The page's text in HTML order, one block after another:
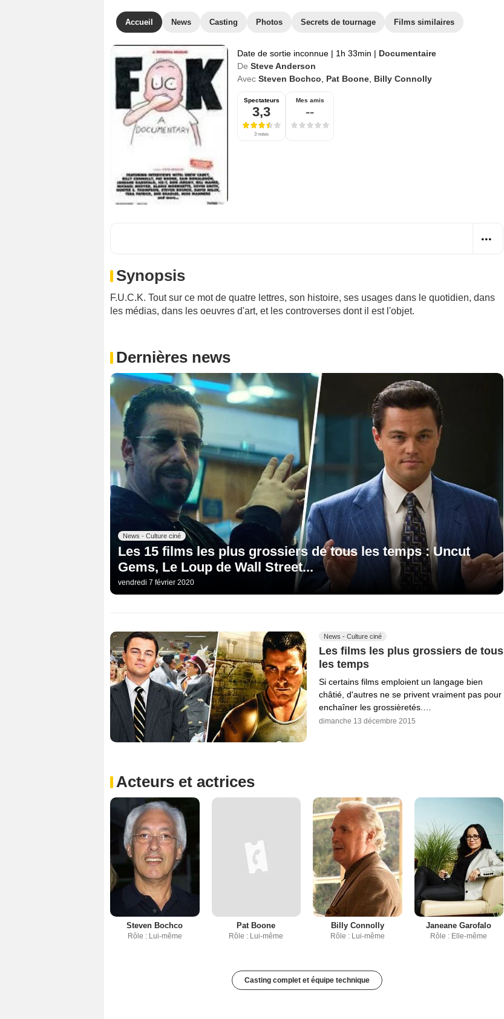
Accueil News Casting Photos Secrets de tournage Films similaires
Date de sortie inconnue | 1h 33min | Documentaire
De Steve Anderson
Avec Steven Bochco Pat Boone Billy Connolly
Spectateurs
3,3
3 notes
Mes amis
--
Synopsis
F.U.C.K. Tout sur ce mot de quatre lettres, son histoire, ses usages dans le quotidien, dans
les médias, dans les oeuvres d'art, et les controverses dont il est l'objet.
Dernières news
News - Culture ciné
Les 15 films les plus grossiers de tous les temps : Uncut
Gems, Le Loup de Wall Street...
vendredi 7 février 2020
News - Culture ciné
Les films les plus grossiers de tous
les temps
Si certains films emploient un langage bien
châtié, d'autres ne se privent vraiment pas pour
enchaîner les grossièretés.…
dimanche 13 décembre 2015
Acteurs et actrices
Steven Bochco
Rôle : Lui-même
Pat Boone
Rôle : Lui-même
Billy Connolly
Rôle : Lui-même
Janeane Garofalo
Rôle : Elle-même
Casting complet et équipe technique